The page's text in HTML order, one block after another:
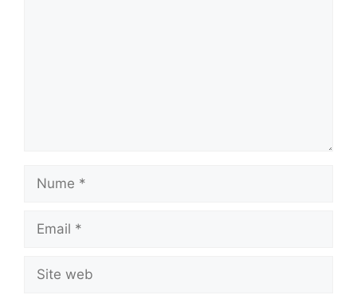
Nume
Email
Site
web